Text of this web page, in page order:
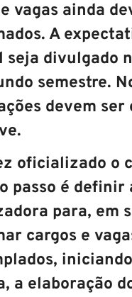
vagas ainda
A
seja divulgado
semestre.
devem ser
oficializado o
passo é definir
para, em
cargos e
a elaboração